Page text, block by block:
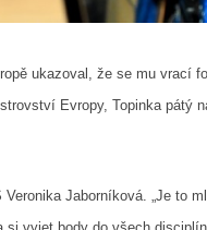
ukazoval, že se mu vrací
Evropy, Topinka pátý
Jaborníková. „Je to